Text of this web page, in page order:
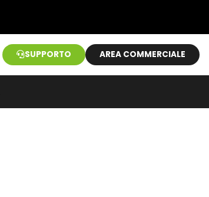
SUPPORTO AREA COMMERCIALE